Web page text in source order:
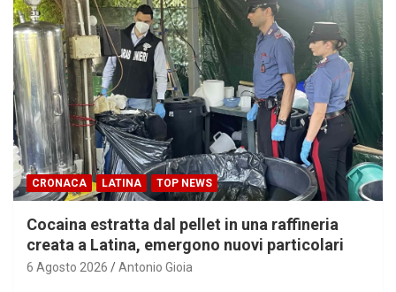
CRONACA LATINA TOP NEWS
Cocaina estratta dal pellet in una raffineria
creata a Latina, emergono nuovi particolari
6 Agosto 2026 Antonio Gioia